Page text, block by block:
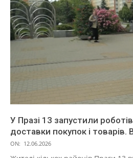
У Празі 13 запустили
доставки покупок і товарів.
ON: 12.06.2026